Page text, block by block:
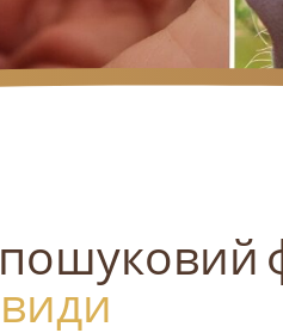
пошуковий
види